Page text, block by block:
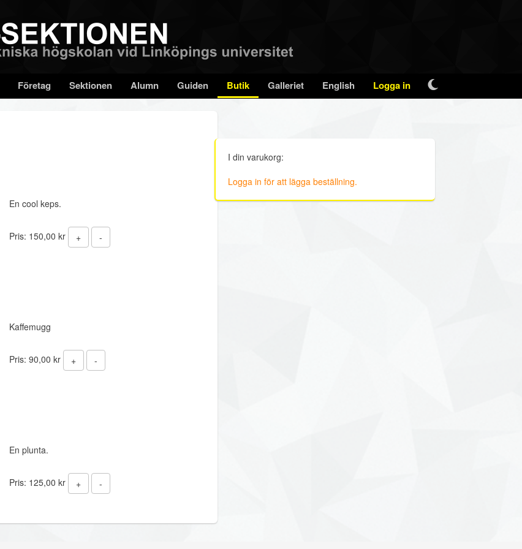
Företag Sektionen Alumn Guiden Butik Galleriet English Logga in
En cool keps.
Pris: 150,00 kr + -
Kaffemugg
Pris: 90,00 kr + -
En plunta.
Pris: 125,00 kr + -
I din varukorg:
Logga in för att lägga beställning.